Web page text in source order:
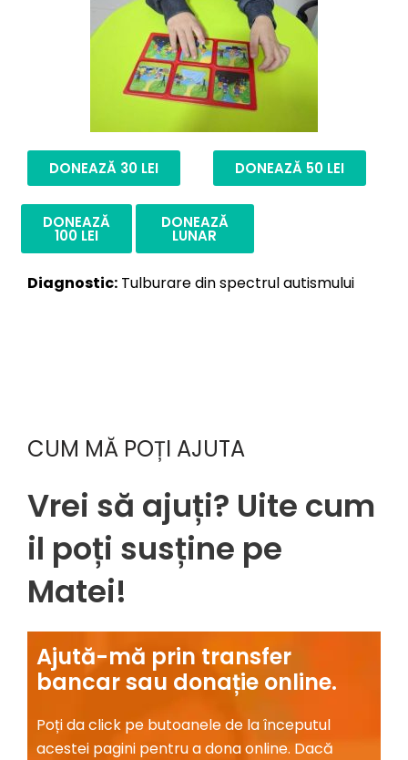
DONEAZĂ 30 LEI DONEAZĂ 50 LEI
DONEAZĂ
100 LEI
DONEAZĂ
LUNAR
Diagnostic: Tulburare din spectrul autismului
CUM MĂ POȚI AJUTA
Vrei să ajuți? Uite cum
il poți susține pe
Matei!
Ajută-mă prin transfer
bancar sau donație online.​
Poțidaclick pe butoanele de laînceputul
acestei pagini pentru adonaonline. Dacă